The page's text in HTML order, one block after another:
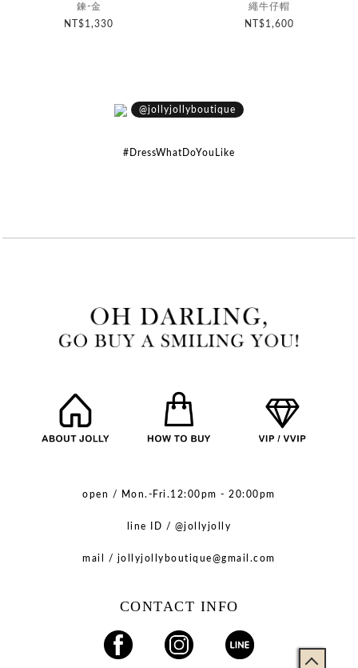
鍊-金
NT$1,330
繩牛仔帽
NT$1,600
@jollyjollyboutique
#DressWhatDoYouLike
open / Mon.-Fri.12:00pm - 20:00pm
line ID / @jollyjolly
mail / jollyjollyboutique@gmail.com
CONTACT INFO